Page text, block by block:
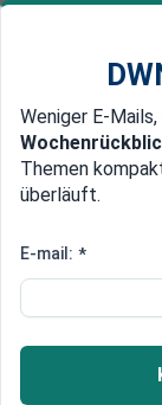
Newsticker
Scheuer unterstützt
E-
Die
Weniger E-
Themen
überläuft.
E-mail: *